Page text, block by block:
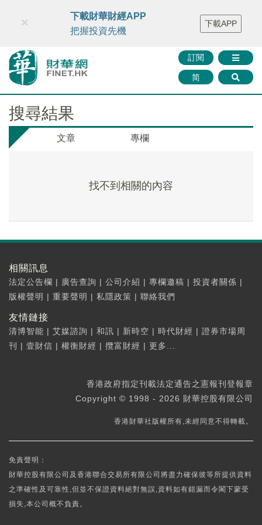
財華智庫網 FINTV FINMETA 財華證券 媒體矩陣
智庫沙龍
聯絡我們
訂閱
简
×
下載財華財經APP
把握投資先機
下載APP
搜尋結果
文章 專欄
找不到相關的內容
相關訊息
法定公告欄 | 廣告查詢 | 公司介紹 | 專欄邀稿 | 投資者關係 |
版權聲明 | 重要聲明 | 私隱政策 | 聯絡我們
友情鏈接
清博智能 | 艾媒諮詢 | 和訊 | 新時空 | 時代財經 | 證券市場周
刊
| 壹財信 | 權衡財經 | 攬富財經 | 更多...
香港政府指定刊載法定通告之憲報刊登報章
Copyright © 1998 - 2026 財華控股有限公司
香港財華社版權所有,未經同意不得轉載。
免責聲明：
財華控股有限公司及香港聯合交易所有限公司將盡力確保彼等所提供資料
之準確性及可靠性,但並不保證資料絕對無誤,資料如有錯漏而令閣下蒙受
損失,本公司概不負責。